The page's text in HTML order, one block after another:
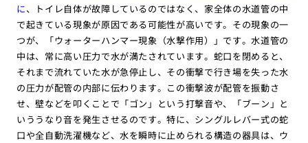
に、トイレ自体が故障しているのではなく、家全体の水道管の中
で起きている現象が原因である可能性が高いです。その現象の一
つが、「ウォーターハンマー現象（水撃作用）」です。水道管の
中は、常に高い圧力で水が満たされています。蛇口を閉めると、
それまで流れていた水が急停止し、その衝撃で行き場を失った水
の圧力が配管の内部に伝わります。この衝撃波が配管を振動さ
せ、壁などを叩くことで「ゴン」という打撃音や、「ブーン」と
いううなり音を発生させるのです。特に、シングルレバー式の蛇
口や全自動洗濯機など、水を瞬時に止められる構造の器具は、ウ